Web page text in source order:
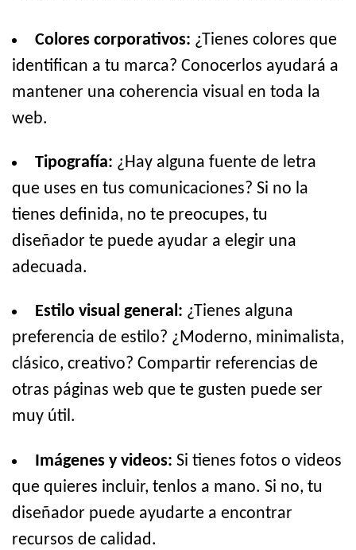
Colores corporativos: ¿Tienes colores que
identifican a tu marca? Conocerlos ayudará a
mantener una coherencia visual en toda la
web.
Tipografía: ¿Hay alguna fuente de letra
que uses en tus comunicaciones? Si no la
tienes definida, no te preocupes, tu
diseñador te puede ayudar a elegir una
adecuada.
Estilo visual general: ¿Tienes alguna
preferencia de estilo? ¿Moderno, minimalista,
clásico, creativo? Compartir referencias de
otras páginas web que te gusten puede ser
muy útil.
Imágenes y videos: Si tienes fotos o videos
que quieres incluir, tenlos a mano. Si no, tu
diseñador puede ayudarte a encontrar
recursos de calidad.